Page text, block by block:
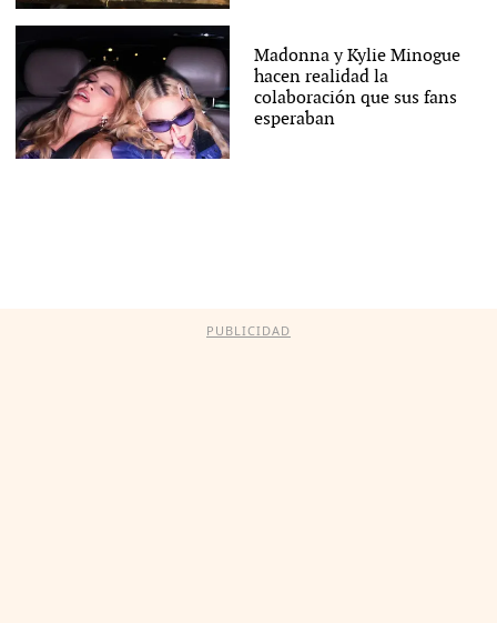
Madonna y Kylie Minogue
hacen realidad la
colaboración que sus fans
esperaban
PUBLICIDAD